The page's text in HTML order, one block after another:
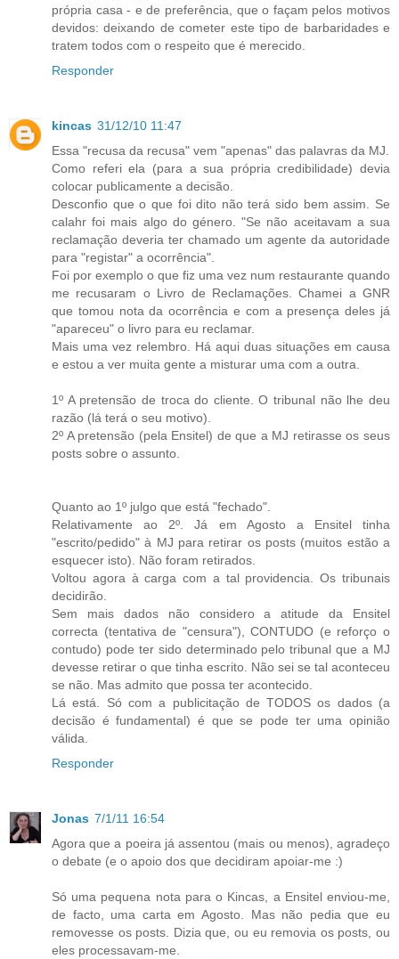
própria casa - e de preferência, que o façam pelos motivos
devidos: deixando de cometer este tipo de barbaridades e
tratem todos com o respeito que é merecido.
Responder
kincas 31/12/10 11:47
Essa "recusa da recusa" vem "apenas" das palavras da MJ.
Como referi ela (para a sua própria credibilidade) devia
colocar publicamente a decisão.
Desconfio que o que foi dito não terá sido bem assim. Se
calahr foi mais algo do género. "Se não aceitavam a sua
reclamação deveria ter chamado um agente da autoridade
para "registar" a ocorrência".
Foi por exemplo o que fiz uma vez num restaurante quando
me recusaram o Livro de Reclamações. Chamei a GNR
que tomou nota da ocorrência e com a presença deles já
"apareceu" o livro para eu reclamar.
Mais uma vez relembro. Há aqui duas situações em causa
e estou a ver muita gente a misturar uma com a outra.
1º A pretensão de troca do cliente. O tribunal não lhe deu
razão (lá terá o seu motivo).
2º A pretensão (pela Ensitel) de que a MJ retirasse os seus
posts sobre o assunto.
Quanto ao 1º julgo que está "fechado".
Relativamente ao 2º. Já em Agosto a Ensitel tinha
"escrito/pedido" à MJ para retirar os posts (muitos estão a
esquecer isto). Não foram retirados.
Voltou agora à carga com a tal providencia. Os tribunais
decidirão.
Sem mais dados não considero a atitude da Ensitel
correcta (tentativa de "censura"), CONTUDO (e reforço o
contudo) pode ter sido determinado pelo tribunal que a MJ
devesse retirar o que tinha escrito. Não sei se tal aconteceu
se não. Mas admito que possa ter acontecido.
Lá está. Só com a publicitação de TODOS os dados (a
decisão é fundamental) é que se pode ter uma opinião
válida.
Responder
Jonas 7/1/11 16:54
Agora que a poeira já assentou (mais ou menos), agradeço
o debate (e o apoio dos que decidiram apoiar-me :)
Só uma pequena nota para o Kincas, a Ensitel enviou-me,
de facto, uma carta em Agosto. Mas não pedia que eu
removesse os posts. Dizia que, ou eu removia os posts, ou
eles processavam-me.